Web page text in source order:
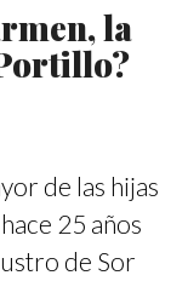
la
de las hijas
25 años
de Sor